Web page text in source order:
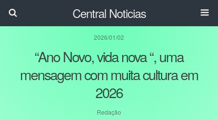
Central Noticias
2026/01/02
“Ano Novo, vida nova “, uma
mensagem com muita cultura em
2026
Redação